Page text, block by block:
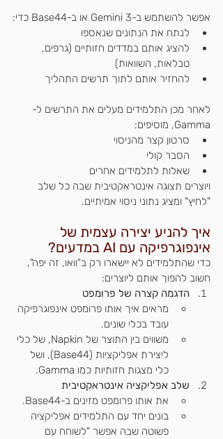
אפשר להשתמש ב-Gemini 3 או ב-Base44 כדי:
לנתח את הנתונים שנאספו
להציג אותם במדדים חזותיים (גרפים,
טבלאות, השוואות)
להחזיר אותם לתוך תרשים התהליך
לאחר מכן התלמידים מעלים את התרשים ל-
Gamma, מוסיפים:
סרטון קצר מהניסוי
הסבר קולי
שאלות לתלמידים אחרים
ויוצרים תצוגה אינטראקטיבית שבה כל שלב
"לחיץ" ומציג נתוני ניסוי אמיתיים.
איך להניע יצירה עצמית של
אינפוגרפיקה עם AI במדעים?
כדי שהתלמידים לא יישארו רק ב"וואו, זה יפה",
חשוב להפוך אותם ליוצרים:
הדגמה קצרה של פרומפט
מראים איך אותו פרומפט אינפוגרפיקה
עובד בכלי שונים.
משווים בין התוצר של Napkin, של כלי
ליצירת אפליקציות (Base44), ושל
כלי מצגות חזותיות כמו Gamma.
שלב אפליקציה אינטראקטיבית
את אותו פרומפט מזינים ב-Base44.
בונים יחד עם התלמידים אפליקציה
פשוטה שבה אפשר "לשוחח עם